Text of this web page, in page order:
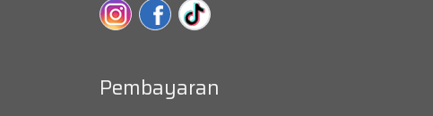
Pembayaran